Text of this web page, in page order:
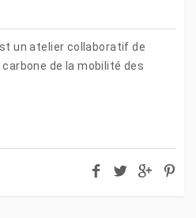
un atelier collaboratif de
de la mobilité des